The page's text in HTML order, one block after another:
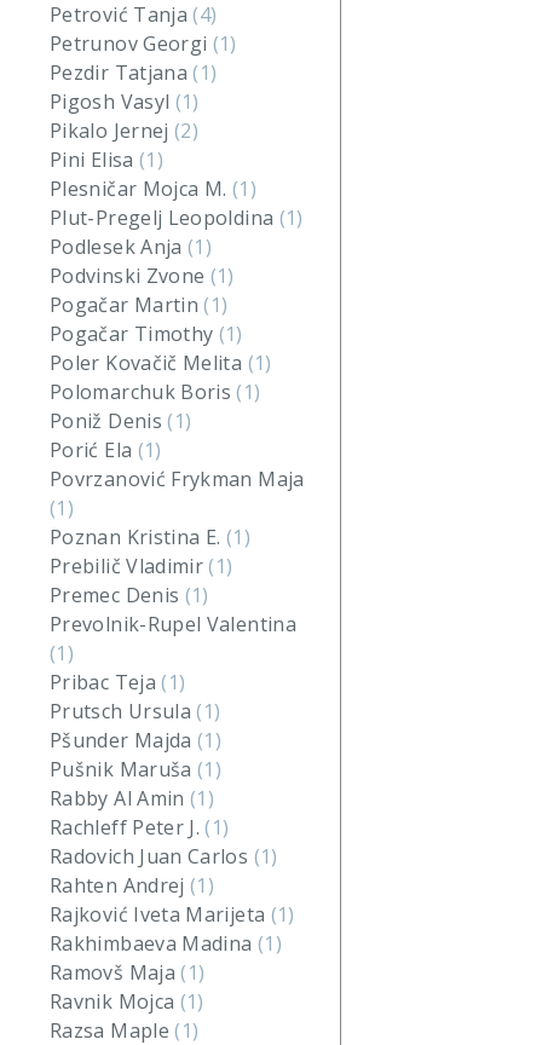
Petrović Tanja(4)
Petrunov Georgi (1)
Pezdir Tatjana(1)
Pigosh Vasyl (1)
Pikalo Jernej(2)
Pini Elisa (1)
Plesničar Mojca M. (1)
Plut-Pregelj Leopoldina (1)
Podlesek Anja(1)
Podvinski Zvone (1)
Pogačar Martin(1)
Pogačar Timothy (1)
Poler Kovačič Melita (1)
Polomarchuk Boris(1)
Poniž Denis(1)
Porić Ela (1)
Povrzanović Frykman Maja
(1)
Poznan Kristina E. (1)
Prebilič Vladimir(1)
Premec Denis (1)
Prevolnik-Rupel Valentina
(1)
Pribac Teja(1)
Prutsch Ursula(1)
Pšunder Majda(1)
Pušnik Maruša(1)
Rabby Al Amin(1)
Rachleff Peter J.(1)
Radovich Juan Carlos (1)
Rahten Andrej(1)
Rajković Iveta Marijeta (1)
Rakhimbaeva Madina (1)
Ramovš Maja(1)
Ravnik Mojca (1)
Razsa Maple(1)